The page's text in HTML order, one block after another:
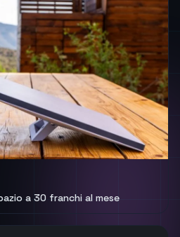
a 30 franchi al mese